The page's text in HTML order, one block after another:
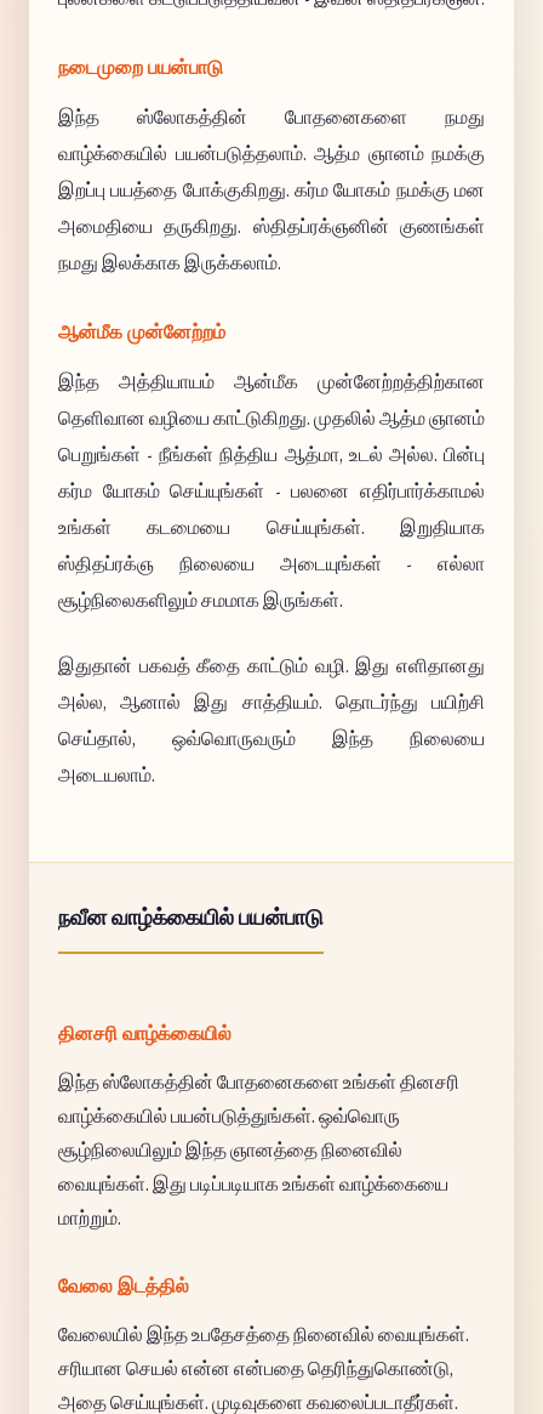
நடைமுறை பயன்பாடு
இந்த ஸ்லோகத்தின் போதனைகளை நமது
வாழ்க்கையில் பயன்படுத்தலாம். ஆத்ம ஞானம் நமக்கு
இறப்பு பயத்தை போக்குகிறது. கர்ம யோகம் நமக்கு மன
அமைதியை தருகிறது. ஸ்திதப்ரக்ஞனின் குணங்கள்
நமது இலக்காக இருக்கலாம்.
ஆன்மீக முன்னேற்றம்
இந்த அத்தியாயம் ஆன்மீக முன்னேற்றத்திற்கான
தெளிவான வழியை காட்டுகிறது. முதலில் ஆத்ம ஞானம்
பெறுங்கள் - நீங்கள் நித்திய ஆத்மா, உடல் அல்ல. பின்பு
கர்ம யோகம் செய்யுங்கள் - பலனை எதிர்பார்க்காமல்
உங்கள் கடமையை செய்யுங்கள். இறுதியாக
ஸ்திதப்ரக்ஞ நிலையை அடையுங்கள் - எல்லா
சூழ்நிலைகளிலும் சமமாக இருங்கள்.
இதுதான் பகவத் கீதை காட்டும் வழி. இது எளிதானது
அல்ல, ஆனால் இது சாத்தியம். தொடர்ந்து பயிற்சி
செய்தால், ஒவ்வொருவரும் இந்த நிலையை
அடையலாம்.
நவீன வாழ்க்கையில் பயன்பாடு
தினசரி வாழ்க்கையில்
இந்த ஸ்லோகத்தின் போதனைகளை உங்கள் தினசரி
வாழ்க்கையில் பயன்படுத்துங்கள். ஒவ்வொரு
சூழ்நிலையிலும் இந்த ஞானத்தை நினைவில்
வையுங்கள். இது படிப்படியாக உங்கள் வாழ்க்கையை
மாற்றும்.
வேலை இடத்தில்
வேலையில் இந்த உபதேசத்தை நினைவில் வையுங்கள்.
சரியான செயல் என்ன என்பதை தெரிந்துகொண்டு,
அதை செய்யுங்கள். முடிவுகளை கவலைப்படாதீர்கள்.